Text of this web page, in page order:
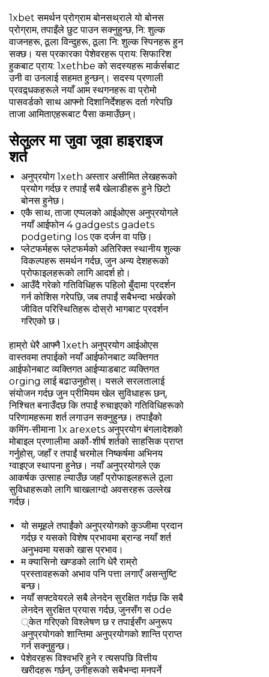
1xbet समर्थन प्रोग्राम बोनसथ्राले यो बोनस
प्रोग्राम, तपाइँले छुट पाउन सक्नुहुन्छ, नि: शुल्क
वाजनहरू, ठूला विन्दुहरू, ठूला नि: शुल्क स्पिनहरू हुन
सक्छ। यस प्रकारका पेशेवरहरू प्राय: सिफारिश
हुकबाट प्राय: 1xethbe को सदस्यहरू मार्कर्सबाट
उनी वा उनलाई सहमत हुन्छन्। सदस्य प्रणाली
प्रवद्र्धकहरूले नयाँ आम स्थगनहरू वा प्रोमो
पासवर्डको साथ आफ्नो दिशानिर्देशहरू दर्ता गरेपछि
ताजा आमिताएहरूबाट पैसा कमाउँछन्।
सेलुलर मा जुवा जूवा हाइराइज
शर्त
अनुप्रयोग 1xeth अस्तार असीमित लेखहरूको
प्रयोग गर्दछ र तपाईं सबै खेलाडीहरू हुने छिटो
बोनस हुनेछ।
एकै साथ, ताजा एप्पलको आईओएस अनुप्रयोगले
नयाँ आईफोन 4 gadgests gadets
podgeting Ios एक दर्जन वा पछि।
प्लेटफर्महरू प्लेटफर्मको अतिरिक्त स्थानीय शुल्क
विकल्पहरू समर्थन गर्दछ, जुन अन्य देशहरूको
प्रोफाइलहरूको लागि आदर्श हो।
आउँदै गरेको गतिविधिहरू पहिलो बुँदामा प्रदर्शन
गर्न कोशिस गरेपछि, जब तपाईं सबैभन्दा भर्खरको
जीवित परिस्थितिहरू दोस्रो भागबाट प्रदर्शन
गरिएको छ।
हाम्रो धेरै आफ्नै 1xeth अनुप्रयोग आईओएस
वास्तवमा तपाईको नयाँ आईफोनबाट व्यक्तिगत
आईफोनबाट व्यक्तिगत आईप्याडबाट व्यक्तिगत
orging लाई बढाउनुहोस्। यसले सरलतालाई
संयोजन गर्दछ जुन प्रीमियम खेल सुविधाहरू छन्,
निश्चित बनाउँदछ कि तपाईं रुचाइएको गतिविधिहरूको
परिणामहरूमा शर्त लगाउन सक्नुहुन्छ। तपाईंको
कमिंग-सीमाना 1x arexets अनुप्रयोग बंगलादेशको
मोबाइल प्रणालीमा अर्को-शीर्ष शर्तको साहसिक प्राप्त
गर्नुहोस्, जहाँ र तपाईं चरमोल निष्कर्षमा अभिनय
ग्वाइएज स्थापना हुनेछ। नयाँ अनुप्रयोगले एक
आकर्षक उत्साह ल्याउँछ जहाँ प्रोफाइलहरूले ठूला
सुविधाहरूको लागि चाखलाग्दो अवसरहरू उल्लेख
गर्दछ।
यो समूहले तपाईंको अनुप्रयोगको कुञ्जीमा प्रदान
गर्दछ र यसको विशेष प्रभावमा ब्रान्ड नयाँ शर्त
अनुभवमा यसको खास प्रभाव।
म क्यासिनो खण्डको लागि धेरै राम्रो
प्रस्तावहरूको अभाव पनि पत्ता लगाएँ असन्तुष्टि
बन्छ।
नयाँ सफ्टवेयरले सबै लेनदेन सुरक्षित गर्दछ कि सबै
लेनदेन सुरक्षित प्रयास गर्दछ, जुनसँग स ode
्केत गरिएको विश्लेषण छ र तपाईसँग अनुरूप
अनुप्रयोगको शान्तिमा अनुप्रयोगको शान्ति प्राप्त
गर्न सक्नुहुन्छ।
पेशेवरहरू विश्वभरि हुने र त्यसपछि वित्तीय
खरीदहरू गर्छन्, उनीहरूको सबैभन्दा मनपर्ने